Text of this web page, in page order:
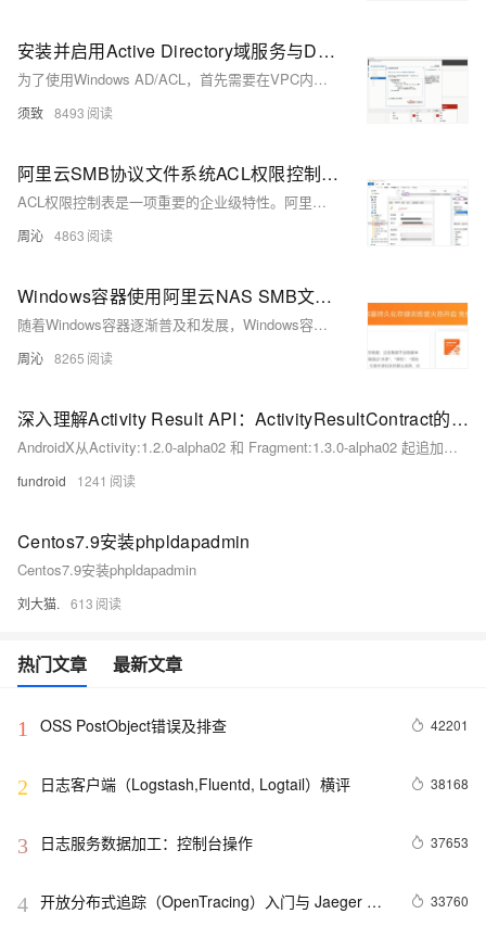
安装并启用Active Directory域服务与DNS服务
为了使用Windows AD/ACL，首先需要在VPC内创建一个Active Directory域服务控制器。本文分步骤说明了如何在Windows Server系统中从头开始安装与配置AD域服务和相应的DNS服务
须致 8493
阿里云SMB协议文件系统ACL权限控制使用指南
ACL权限控制表是一项重要的企业级特性。阿里云用户可以将自建的AD服务与NAS SMB卷连通，通过AD域身份或者匿名（EVERYONE）的方式挂载NAS SMB卷，之后用户可以对任何文件、文件夹设置权限管控表。
周沁 4863
Windows容器使用阿里云NAS SMB文件系统做持久化存储目录
随着Windows容器逐渐普及和发展，Windows容器持久化存储以及容器间共享的需求越来越高涨。 本文介绍如何让Windows主机正确配置NAS SMB文件系统，支持Windows容器让Docker镜像使用挂载NAS SMB文件系统的子目录作为持久化存储目录。
周沁 8265
深入理解Activity Result API：ActivityResultContract的实现原理
AndroidX从Activity:1.2.0-alpha02 和 Fragment:1.3.0-alpha02 起追加了Result API，使用ActivityResultContract替代st
fundroid 1241
Centos7.9安装phpldapadmin
Centos7.9安装phpldapadmin
刘大猫. 613
热门文章 最新文章
1 OSS PostObject错误及排查 42201
2 日志客户端（Logstash,Fluentd, Logtail）横评 38168
3 日志服务数据加工：控制台操作 37653
4 开放分布式追踪（OpenTracing）入门与 Jaeger 实
33760